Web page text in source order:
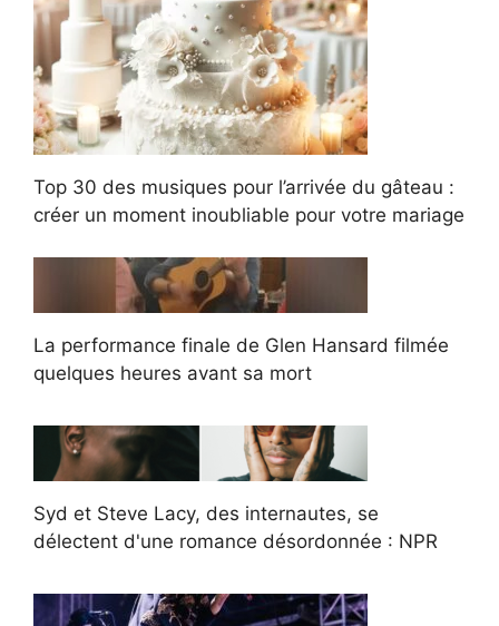
Top 30 des musiques pour l’arrivée du gâteau :
créer un moment inoubliable pour votre mariage
La performance finale de Glen Hansard filmée
quelques heures avant sa mort
Syd et Steve Lacy, des internautes, se
délectent d'une romance désordonnée : NPR